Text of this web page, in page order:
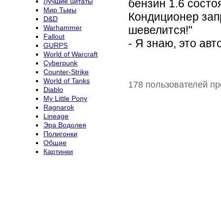
бензин 1.6
Кондиционер
шевелится!"
- Я знаю, это
178 пользователей
Мир Тьмы
D&D
Warhammer
Fallout
GURPS
World of Warcraft
Сyberpunk
Counter-Strike
World of Tanks
Diablo
My Little Pony
Ragnarok
Lineage
Эра Водолея
Полигонки
Общие
Картинки